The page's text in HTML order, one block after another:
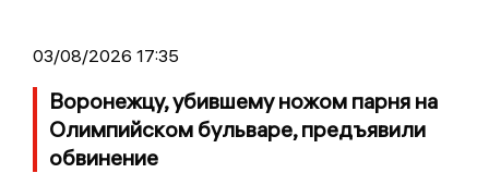
03/08/2026 17:35
Воронежцу, убившему ножом парня на
Олимпийском бульваре, предъявили
обвинение